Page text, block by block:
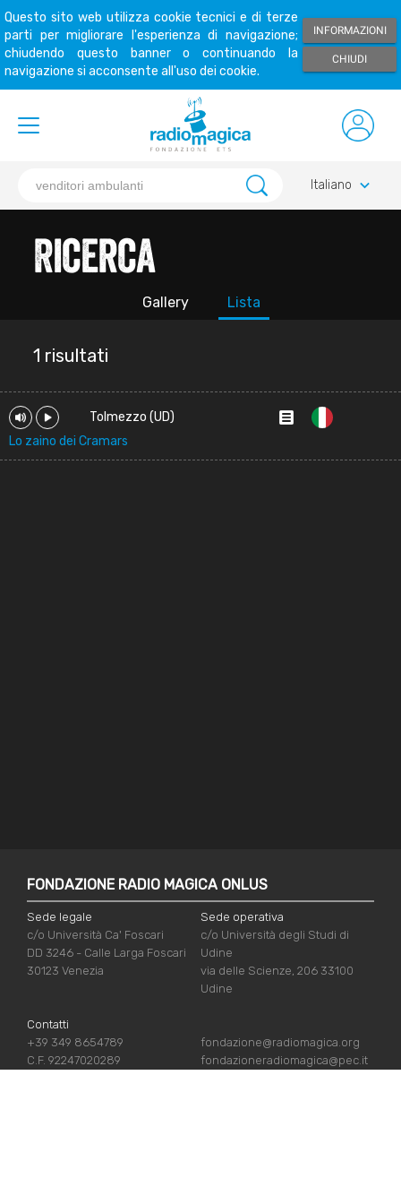
Questo sito web utilizza cookie tecnici e di terze
parti per migliorare l'esperienza di navigazione;
chiudendo questo banner o continuando la
navigazione si acconsente all'uso dei cookie.
INFORMAZIONI
CHIUDI
Italiano keyboard_arrow_down
Ricerca
Gallery Lista
1 risultati
Tolmezzo (UD)
Lo zaino dei Cramars
FONDAZIONE RADIO MAGICA ONLUS
Sede legale
c/o Università Ca' Foscari
DD 3246 - Calle Larga Foscari
30123 Venezia
Sede operativa
c/o Università degli Studi di
Udine
via delle Scienze, 206 33100
Udine
Contatti
+39 349 8654789
C.F. 92247020289
fondazione@radiomagica.org
fondazioneradiomagica@pec.it